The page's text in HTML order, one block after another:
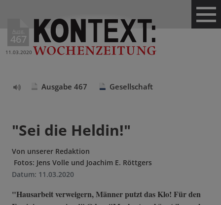
Ausg.
467
11.03.2020
Ausgabe 467 Gesellschaft
"Sei die Heldin!"
Von unserer Redaktion
Fotos: Jens Volle und Joachim E. Röttgers
Datum: 11.03.2020
"Hausarbeit verweigern, Männer putzt das Klo! Für den